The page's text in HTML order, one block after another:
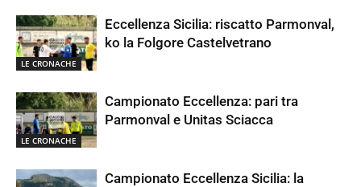
LE CRONACHE
Eccellenza Sicilia: riscatto Parmonval,
ko la Folgore Castelvetrano
LE CRONACHE
Campionato Eccellenza: pari tra
Parmonval e Unitas Sciacca
Campionato Eccellenza Sicilia: la